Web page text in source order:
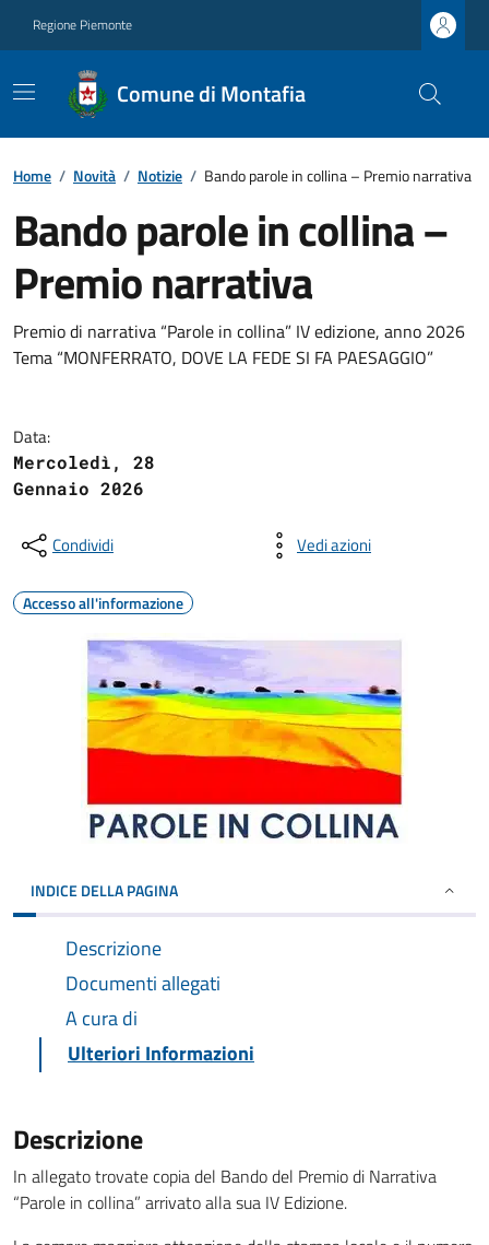
Regione Piemonte
Comune di Montafia
Home / Novità / Notizie / Bando parole in collina – Premio narrativa
Bando parole in collina –
Premio narrativa
Premio di narrativa “Parole in collina” IV edizione, anno 2026
Tema “MONFERRATO, DOVE LA FEDE SI FA PAESAGGIO”
Data:
Mercoledì, 28
Gennaio 2026
Condividi Vedi azioni
Accesso all'informazione
INDICE DELLA PAGINA
Descrizione
Documenti allegati
A cura di
Ulteriori Informazioni
Descrizione
In allegato trovate copia del Bando del Premio di Narrativa
“Parole in collina” arrivato alla sua IV Edizione.